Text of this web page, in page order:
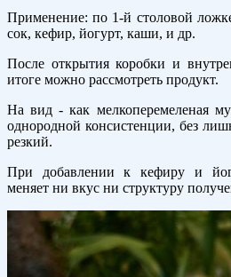
Применение: по 1-й столовой
сок, кефир, йогурт, каши, и др.
После открытия коробки и
итоге можно рассмотреть продукт.
На вид - как мелкоперемеленая
однородной консистенции, без
резкий.
При добавлении к кефиру и
меняет ни вкус ни структуру